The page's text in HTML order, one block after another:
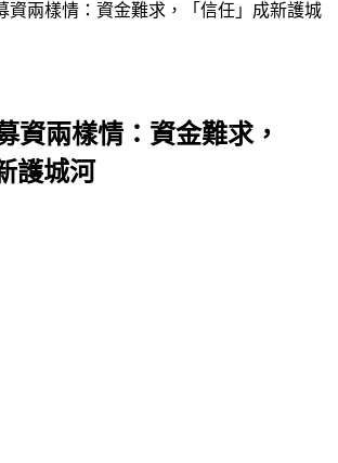
資兩樣情：資金難求，「信任」成新護城
資兩樣情：資金難求，
護城河